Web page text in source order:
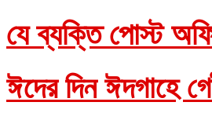
যে ব্যক্তি পোস্ট
ঈদের দিন ঈদগাহে